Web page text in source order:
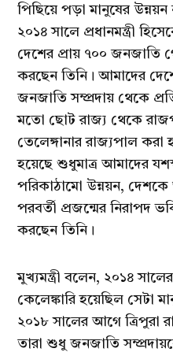
পিছিয়ে পড়া মানুষের
২০১৪ সালে প্রধানমন্ত্রী
দেশের প্রায় ৭০০ জনজাতি
করছেন তিনি। আমাদের
জনজাতি সম্প্রদায় থেকে
মতো ছোট রাজ্য থেকে
তেলেঙ্গানার রাজ্যপাল
হয়েছে শুধুমাত্র আমাদের
পরিকাঠামো উন্নয়ন,
পরবর্তী প্রজন্মের নিরাপদ
করছেন তিনি।
মুখ্যমন্ত্রী বলেন, ২০১৪
কেলেঙ্কারি হয়েছিল সেটা
২০১৮ সালের আগে ত্রিপুরা
তারা শুধু জনজাতি